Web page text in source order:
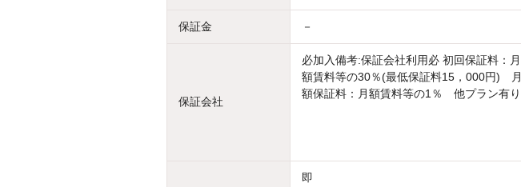
保証金 －
保証会社
必加入備考:保証会社利用必 初回保証料：月
額賃料等の30％(最低保証料15，000円) 月
額保証料：月額賃料等の1％ 他プラン有り
即